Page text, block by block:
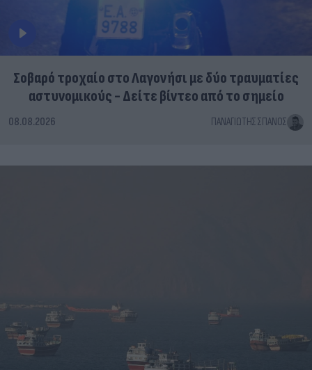
Σοβαρό τροχαίο στο Λαγονήσι με δύο τραυματίες
αστυνομικούς - Δείτε βίντεο από το σημείο
08.08.2026 ΠΑΝΑΓΙΏΤΗΣ ΣΠΑΝΌΣ